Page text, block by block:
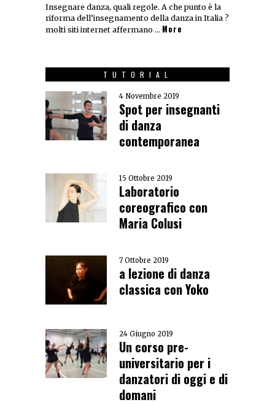
Insegnare danza, quali regole. A che punto è la
riforma dell’insegnamento della danza in Italia ?
molti siti internet affermano … More
TUTORIAL
4 Novembre 2019
Spot per insegnanti
di danza
contemporanea
15 Ottobre 2019
Laboratorio
coreografico con
Maria Colusi
7 Ottobre 2019
a lezione di danza
classica con Yoko
24 Giugno 2019
Un corso pre-
universitario per i
danzatori di oggi e di
domani